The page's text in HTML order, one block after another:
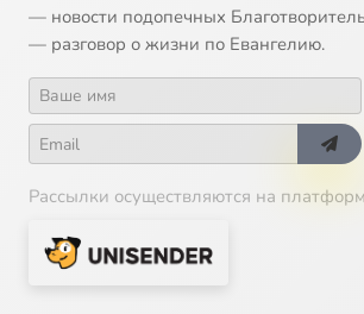
— новости подопечных
— разговор о жизни по Евангелию.
Рассылки осуществляются на